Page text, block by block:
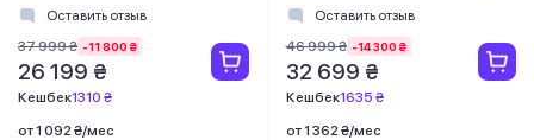
Оставить отзыв
37 999 ₴ -11 800 ₴
26 199 ₴
Кешбек1310 ₴
от 1 092 ₴/мес
Оставить отзыв
46 999 ₴ -14 300 ₴
32 699 ₴
Кешбек1635 ₴
от 1 362 ₴/мес